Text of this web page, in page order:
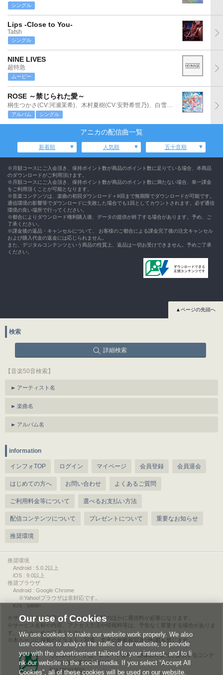
シングル
Lips -Close to You-
Tatsh
シングル
NINE LIVES
超特急
ムービー
ROSE ～禁じられた愛～
桐生つかさ(CV:河瀬茉希)、木村夏樹(CV:安野希世乃)、白雪千夜(CV:関口理咲)
アルバム シングル
アニカの配信曲一覧
新着順 人気順 五十音順
※月額コースにご入会頂き、保持ポイント数が商品のポイント数に足りている場合、本商品
のダウンロードがご利用頂けます。
※月額コースにご入会頂き、保持ポイント数が商品のポイント数に満たない場合、単一課金
をご利用頂くことが可能となります。
※音楽コンテンツは、楽曲の初回ダウンロード＋9回まで無期限でダウンロードが可能です。
通信環境の影響等でダウンロードに失敗した場合でも1回としてカウントされます。必ず通信
環境の良い場所で行ってください。
※都合によりダウンロード権利購入後、データの提供が終了する場合があります。予め、ご
了承ください。
※課金後の返品・キャンセルについて、 お客様のご都合による課金完了後の注文キャンセル
および購入代金の返金には応じられません。
また、デジタルコンテンツという商品の性質上、返品は一切お受けできません。予めご了承
ください。
▲ページの先頭へ
検索
詳細検索
【音楽50音検索】
アーティスト名
楽曲名
アルバム名
information
インフォTOP ログイン マイページ 会員登録 会員退会
はじめての方へ お問い合わせ よくあるご質問
ご利用料金等について 選べるお支払い方法
配信コンテンツについて プレゼントについて 重要なお知らせ
推奨環境
推奨環境
Android : 5.0.2以上
iOS : 9.0以上
推奨ブラウザ
Android : Google Chrome
※Yahoo!ブラウザは非対応です。
iOS : Safari
サービスをご利用されるには、情報料のほかに通信料が必要になります。
サービス名称や内容、アクセス方法や情報料等は、予告なく変更する場合がありま
す。あらかじめご了承ください。
本ページに掲載のイラスト・写真・文章の無断複写及び転載を禁じます。
このエルマークは、レコード会社・映像製作会社が提供するコンテ
ンツを示す登録商標です。
RIAJ00013011
Our use of Cookies
We use cookies to make our website work properly. We also
use cookies to analyze the traffic of our website, to provide
you with the advertisement tailored to your interest, and to li
nk our website to the social media. If you select “Accept All
Cookies”, all of these cookies will be used on our website.